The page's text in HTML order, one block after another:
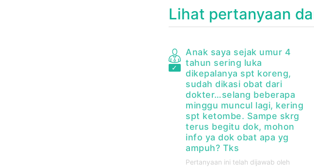
Lihat pertanyaan
Anak saya sejak umur 4
tahun sering luka
dikepalanya spt koreng,
sudah dikasi obat dari
dokter…selang beberapa
minggu muncul lagi, kering
spt ketombe. Sampe skrg
terus begitu dok, mohon
info ya dok obat apa yg
ampuh? Tks
Pertanyaan ini telah dijawab oleh